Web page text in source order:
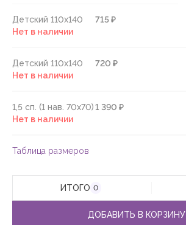
Детский 110х140
715 ₽
Нет в наличии
Детский 110х140
720 ₽
Нет в наличии
1,5 сп. (1 нав. 70х70)1 390 ₽
Нет в наличии
Таблица размеров
ИТОГО 0
ДОБАВИТЬ В КОРЗИНУ